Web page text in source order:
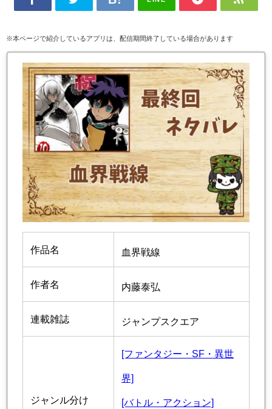
※本ページで紹介しているアプリは、配信期間終了している場合があります
作品名 血界戦線
作者名 内藤泰弘
連載雑誌 ジャンプスクエア
ジャンル分け
[ファンタジー・SF・異世
界]
[バトル・アクション]